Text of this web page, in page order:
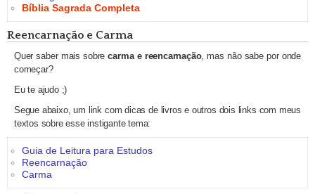
Bíblia Sagrada Completa
Reencarnação e Carma
Quer saber mais sobrecarma e reencarnação, mas não sabe por onde
começar?
Eu te ajudo ;)
Segue abaixo, um link com dicas de livros e outros dois links com meus
textos sobre esse instigante tema:
Guia de Leitura para Estudos
Reencarnação
Carma